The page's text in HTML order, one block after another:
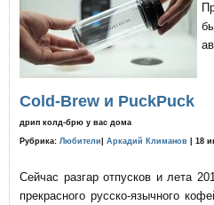
Cold-Brew и PuckPuck
дрип колд-брю у вас дома
Рубрика: Любители Аркадий Климанов | 18
Сейчас разгар отпусков и лета
прекрасного русско-язычного